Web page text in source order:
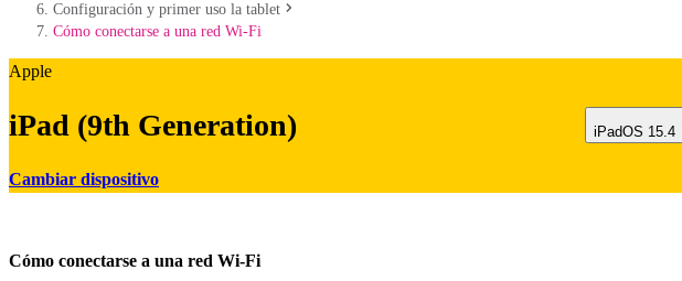
Configuración y primer uso la tablet
Cómo conectarse a una red Wi-Fi
Apple
iPad (9th Generation)
Cambiar dispositivo
iPadOS 15.4
Cómo conectarse a una red Wi-Fi